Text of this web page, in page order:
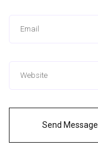
Send Message